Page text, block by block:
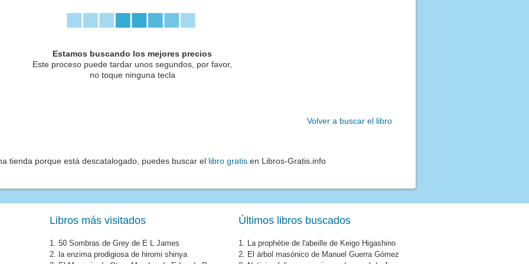
Estamos buscando los mejores precios
Este proceso puede tardar unos segundos, por favor,
no toque ninguna tecla
Volver a buscar el libro
tienda porque está descatalogado, puedes buscar el libro gratis en Libros-Gratis.info
Libros más visitados
1. 50 Sombras de Grey de E L James
2. la enzima prodigiosa de hiromi shinya
Últimos libros buscados
1. La prophétie de l'abeille de Keigo Higashino
2. El árbol masónico de Manuel Guerra Gómez